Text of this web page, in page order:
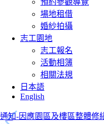
場地租借
婚紗拍攝
志工園地
志工報名
活動相簿
相關法規
日本語
English
按讚加入粉絲頁banner
上